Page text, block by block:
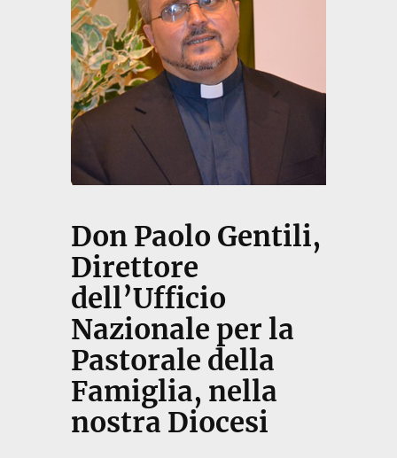
Don Paolo Gentili,
Direttore
dell’Ufficio
Nazionale per la
Pastorale della
Famiglia, nella
nostra Diocesi